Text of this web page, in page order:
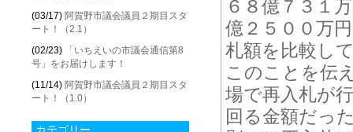
(03/17) 阿賀野市議会議員２期目スタ
ート！（2.1）
(02/23)
「いちえいの市議会通信第8
号」をお届けします！
(11/14) 阿賀野市議会議員２期目スタ
ート！（1.0）
６８億７３１
億２５００万
札額を比較し
このことを伝
場で再入札が
回る金額だっ